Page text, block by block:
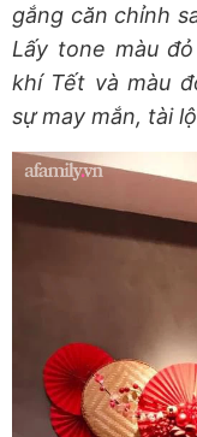
gắng căn chỉnh
Lấy tone màu
khí Tết và màu
sự may mắn, tài